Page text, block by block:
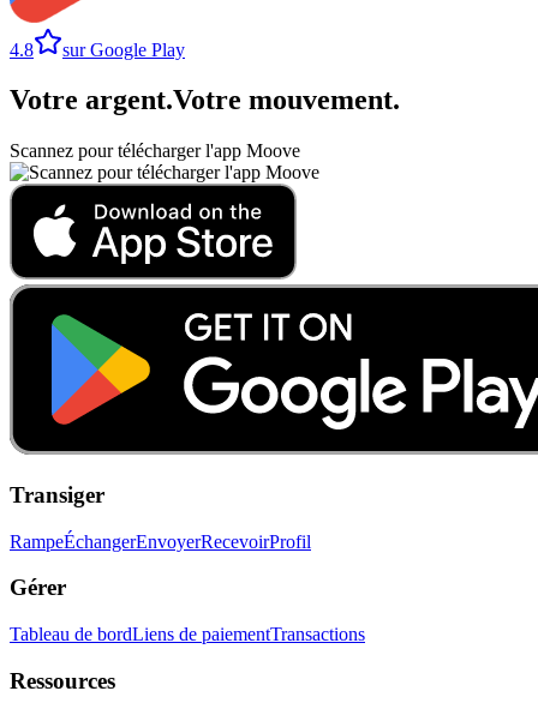
4.8 sur Google Play
Votre argent.Votre mouvement.
Scannez pour télécharger l'app Moove
Transiger
RampeÉchangerEnvoyerRecevoirProfil
Gérer
Tableau de bordLiens de paiementTransactions
Ressources